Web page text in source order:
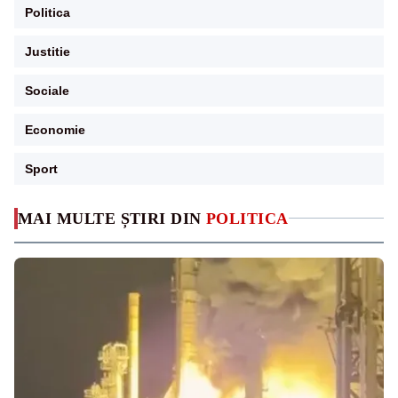
MAI MULTE ȘTIRI DIN POLITICA
Politica
Justitie
Sociale
Economie
Sport